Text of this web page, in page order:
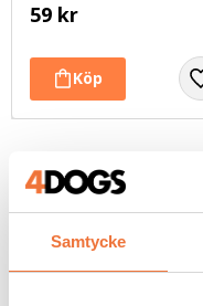
Samtycke
59 kr